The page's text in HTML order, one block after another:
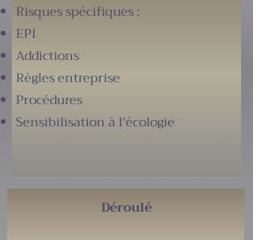
Risques spécifiques :
EPI
Addictions
Règles entreprise
Procédures
Sensibilisation à l'écologie
Déroulé